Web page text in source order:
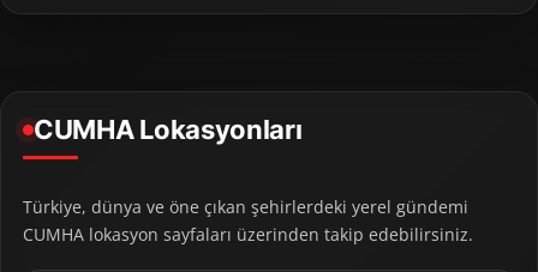
CUMHA Lokasyonları
Türkiye, dünya ve öne çıkan şehirlerdeki yerel gündemi
CUMHA lokasyon sayfaları üzerinden takip edebilirsiniz.